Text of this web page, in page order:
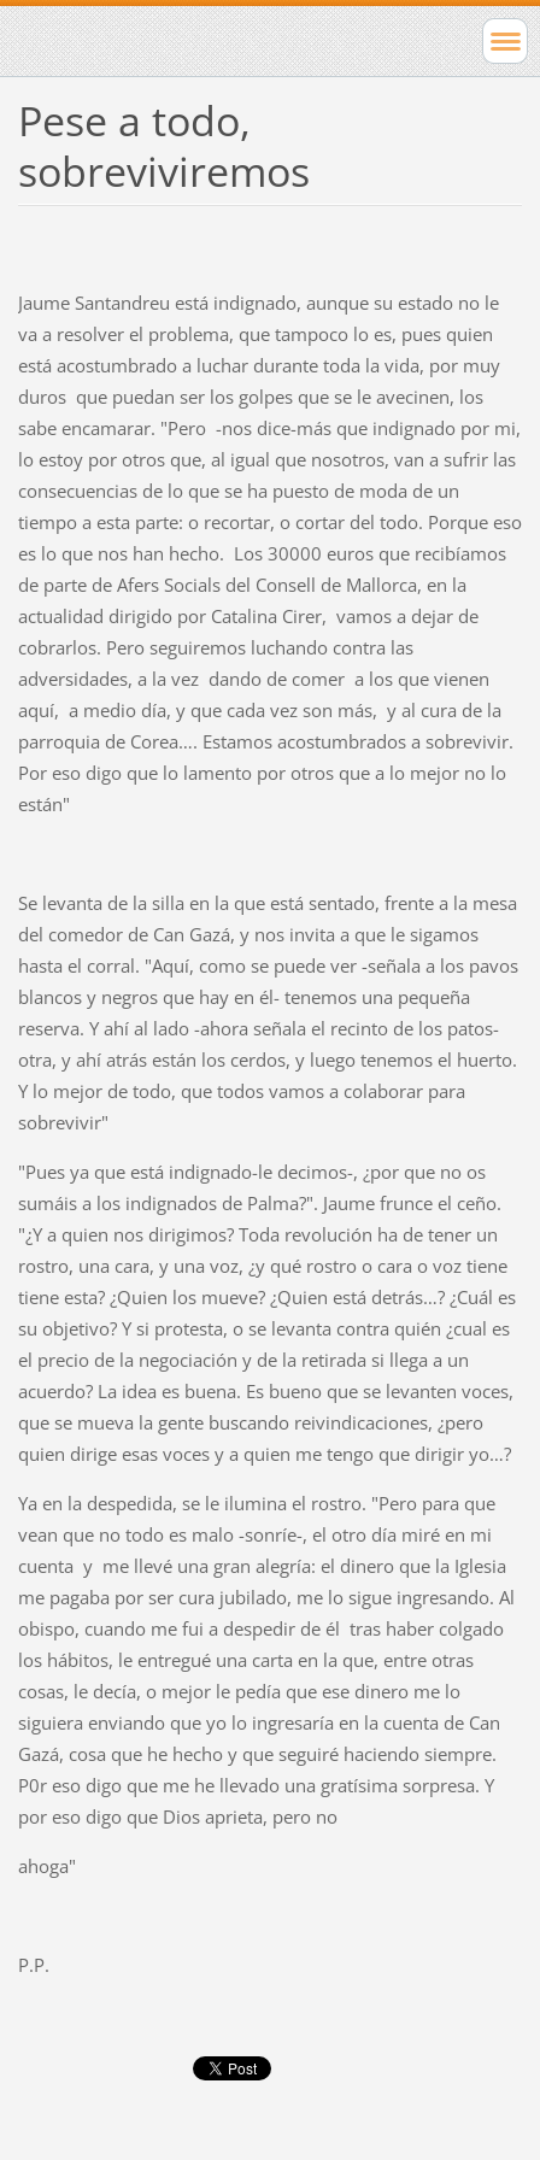
Pese a todo,
sobreviviremos
Jaume Santandreu está indignado, aunque su estado no le
va a resolver el problema, que tampoco lo es, pues quien
está acostumbrado a luchar durante toda la vida, por muy
duros que puedan ser los golpes que se le avecinen, los
sabe encamarar. "Pero -nos dice-más que indignado por mi,
lo estoy por otros que, al igual que nosotros, van a sufrir las
consecuencias de lo que se ha puesto de moda de un
tiempo a esta parte: o recortar, o cortar del todo. Porque eso
es lo que nos han hecho. Los 30000 euros que recibíamos
de parte de Afers Socials del Consell de Mallorca, en la
actualidad dirigido por Catalina Cirer, vamos a dejar de
cobrarlos. Pero seguiremos luchando contra las
adversidades, a la vez dando de comer a los que vienen
aquí, a medio día, y que cada vez son más, y al cura de la
parroquia de Corea…. Estamos acostumbrados a sobrevivir.
Por eso digo que lo lamento por otros que a lo mejor no lo
están"
Se levanta de la silla en la que está sentado, frente a la mesa
del comedor de Can Gazá, y nos invita a que le sigamos
hasta el corral. "Aquí, como se puede ver -señala a los pavos
blancos y negros que hay en él- tenemos una pequeña
reserva. Y ahí al lado -ahora señala el recinto de los patos-
otra, y ahí atrás están los cerdos, y luego tenemos el huerto.
Y lo mejor de todo, que todos vamos a colaborar para
sobrevivir"
"Pues ya que está indignado-le decimos-, ¿por que no os
sumáis a los indignados de Palma?". Jaume frunce el ceño.
"¿Y a quien nos dirigimos? Toda revolución ha de tener un
rostro, una cara, y una voz, ¿y qué rostro o cara o voz tiene
tiene esta? ¿Quien los mueve? ¿Quien está detrás…? ¿Cuál es
su objetivo? Y si protesta, o se levanta contra quién ¿cual es
el precio de la negociación y de la retirada si llega a un
acuerdo? La idea es buena. Es bueno que se levanten voces,
que se mueva la gente buscando reivindicaciones, ¿pero
quien dirige esas voces y a quien me tengo que dirigir yo…?
Ya en la despedida, se le ilumina el rostro. "Pero para que
vean que no todo es malo -sonríe-, el otro día miré en mi
cuenta y me llevé una gran alegría: el dinero que la Iglesia
me pagaba por ser cura jubilado, me lo sigue ingresando. Al
obispo, cuando me fui a despedir de él tras haber colgado
los hábitos, le entregué una carta en la que, entre otras
cosas, le decía, o mejor le pedía que ese dinero me lo
siguiera enviando que yo lo ingresaría en la cuenta de Can
Gazá, cosa que he hecho y que seguiré haciendo siempre.
P0r eso digo que me he llevado una gratísima sorpresa. Y
por eso digo que Dios aprieta, pero no
ahoga"
P.P.